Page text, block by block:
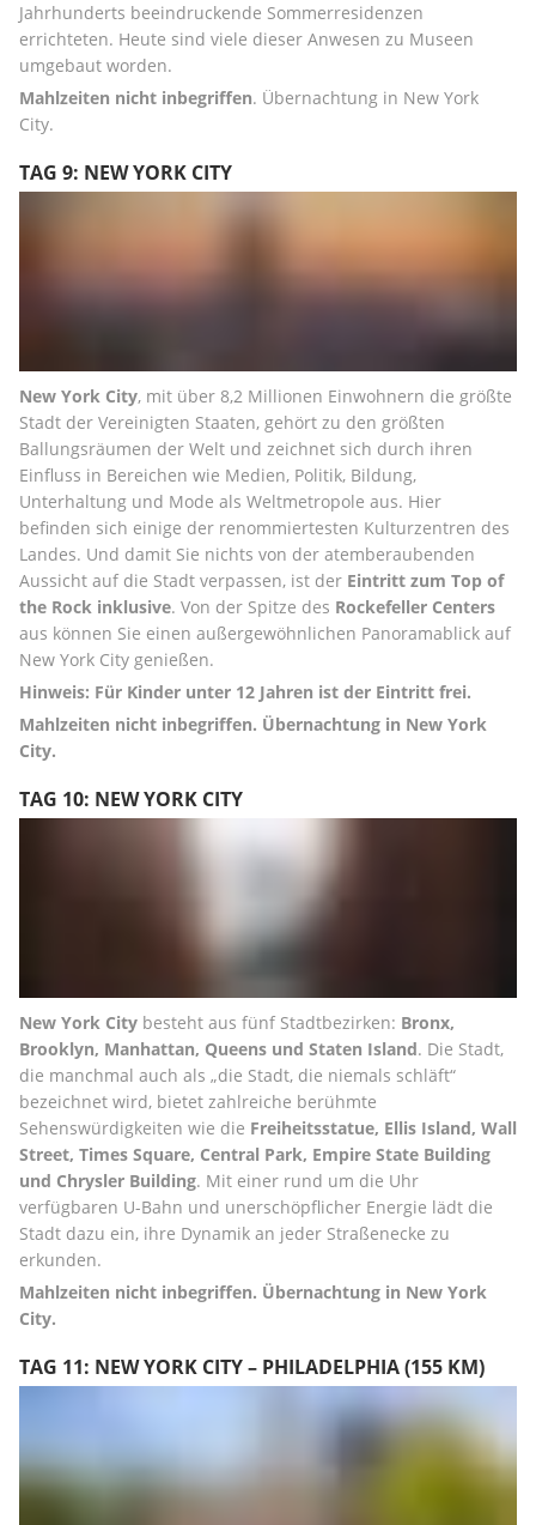
Jahrhunderts beeindruckende Sommerresidenzen
errichteten. Heute sind viele dieser Anwesen zu Museen
umgebaut worden.
Mahlzeiten nicht inbegriffen. Übernachtung in New York
City.
TAG 9: NEW YORK CITY
New York City, mit über 8,2 Millionen Einwohnern die größte
Stadt der Vereinigten Staaten, gehört zu den größten
Ballungsräumen der Welt und zeichnet sich durch ihren
Einfluss in Bereichen wie Medien, Politik, Bildung,
Unterhaltung und Mode als Weltmetropole aus. Hier
befinden sich einige der renommiertesten Kulturzentren des
Landes. Und damit Sie nichts von der atemberaubenden
Aussicht auf die Stadt verpassen, ist der Eintritt zum Top of
the Rock inklusive. Von der Spitze des Rockefeller Centers
aus können Sie einen außergewöhnlichen Panoramablick auf
New York City genießen.
Hinweis: Für Kinder unter 12 Jahren ist der Eintritt frei.
Mahlzeiten nicht inbegriffen. Übernachtung in New York
City.
TAG 10: NEW YORK CITY
New York City besteht aus fünf Stadtbezirken: Bronx,
Brooklyn, Manhattan, Queens und Staten Island. Die Stadt,
die manchmal auch als „die Stadt, die niemals schläft“
bezeichnet wird, bietet zahlreiche berühmte
Sehenswürdigkeiten wie die Freiheitsstatue, Ellis Island, Wall
Street, Times Square, Central Park, Empire State Building
und Chrysler Building. Mit einer rund um die Uhr
verfügbaren U-Bahn und unerschöpflicher Energie lädt die
Stadt dazu ein, ihre Dynamik an jeder Straßenecke zu
erkunden.
Mahlzeiten nicht inbegriffen. Übernachtung in New York
City.
TAG 11: NEW YORK CITY – PHILADELPHIA (155 KM)